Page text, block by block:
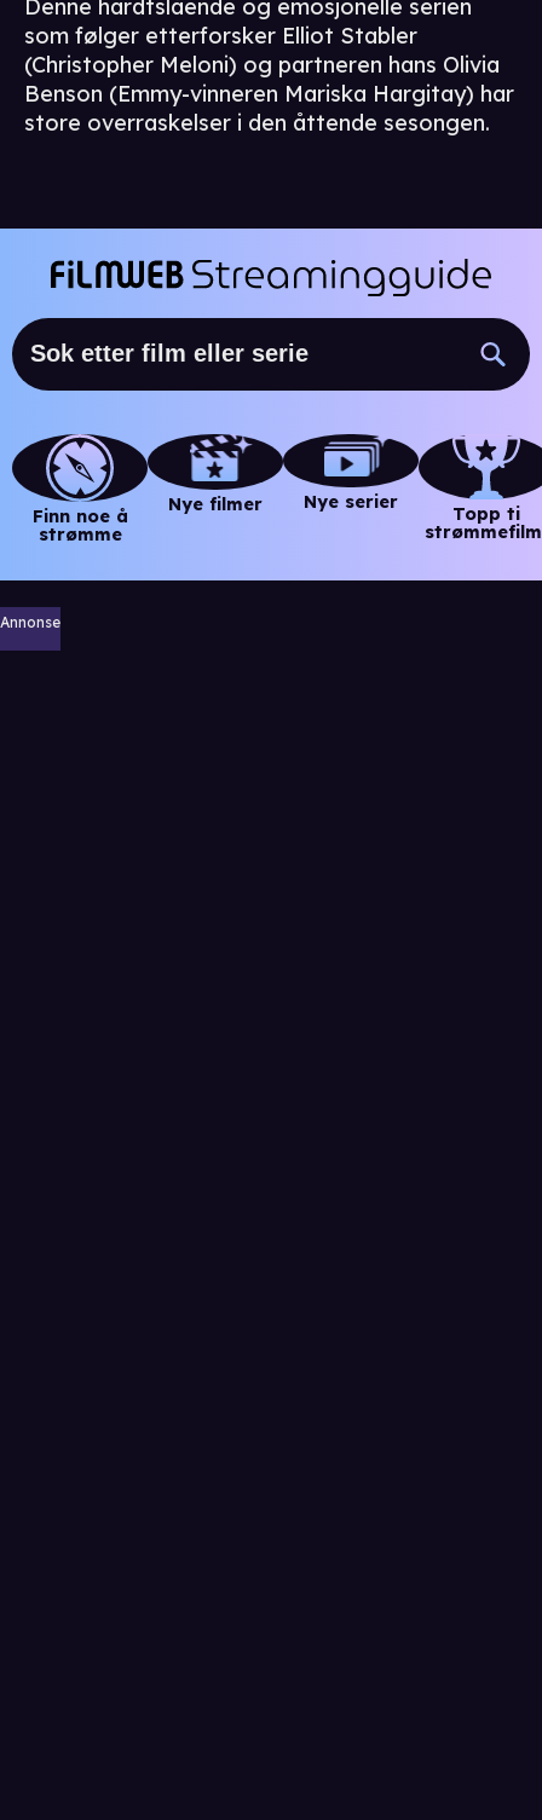
Denne hardtslående og emosjonelle serien
som følger etterforsker Elliot Stabler
(Christopher Meloni) og partneren hans Olivia
Benson (Emmy-vinneren Mariska Hargitay) har
store overraskelser i den åttende sesongen.
Finn noe å
strømme
Nye filmer Nye serier
Topp ti
Annonse